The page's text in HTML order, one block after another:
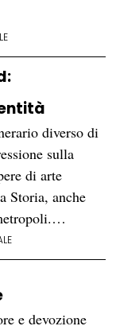
diverso di
sulla
di arte
Storia, anche
e devozione